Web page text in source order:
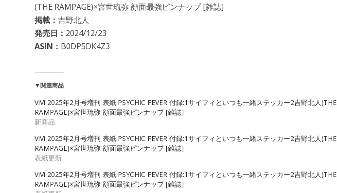
(THE RAMPAGE)×宮世琉弥 顔面最強ピンナップ [雑誌]
掲載： 吉野北人
発売日： 2024/12/23
ASIN： B0DP5DK4Z3
▼関連商品
ViVi 2025年2月号増刊 表紙:PSYCHIC FEVER 付録:1サイフィといつも一緒ステッカー2吉野北人(THE
RAMPAGE)×宮世琉弥 顔面最強ピンナップ [雑誌]
新商品
ViVi 2025年2月号増刊 表紙:PSYCHIC FEVER 付録:1サイフィといつも一緒ステッカー2吉野北人(THE
RAMPAGE)×宮世琉弥 顔面最強ピンナップ [雑誌]
表紙更新
ViVi 2025年2月号増刊 表紙:PSYCHIC FEVER 付録:1サイフィといつも一緒ステッカー2吉野北人(THE
RAMPAGE)×宮世琉弥 顔面最強ピンナップ [雑誌]